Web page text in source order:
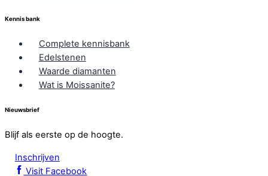
Kennis bank
Complete kennisbank
Edelstenen
Waarde diamanten
Wat is Moissanite?
Nieuwsbrief
Blijf als eerste op de hoogte.
Inschrijven
Visit Facebook